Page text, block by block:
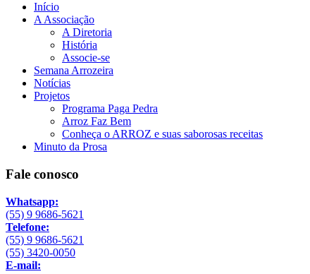
Início
A Associação
A Diretoria
História
Associe-se
Semana Arrozeira
Notícias
Projetos
Programa Paga Pedra
Arroz Faz Bem
Conheça o ARROZ e suas saborosas receitas
Minuto da Prosa
Fale conosco
Whatsapp:
(55) 9 9686-5621
Telefone:
(55) 9 9686-5621
(55) 3420-0050
E-mail: